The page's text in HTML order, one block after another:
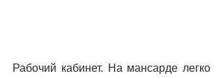
Рабочий кабинет. На мансарде легко